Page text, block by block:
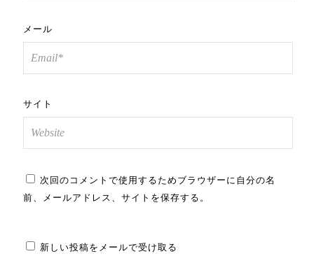
メール
サイト
次回のコメントで使用するためブラウザーに自分の名
前、メールアドレス、サイトを保存する。
新しい投稿をメールで受け取る